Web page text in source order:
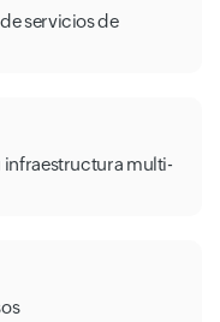
servicios de
infraestructura multi-